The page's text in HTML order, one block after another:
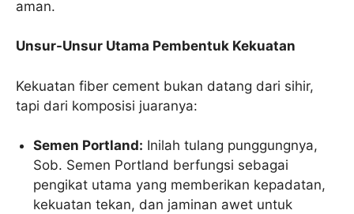
aman.
Unsur-Unsur Utama Pembentuk Kekuatan
Kekuatan fiber cement bukan datang dari sihir,
tapi dari komposisi juaranya:
Semen Portland: Inilah tulang punggungnya,
Sob. Semen Portland berfungsi sebagai
pengikat utama yang memberikan kepadatan,
kekuatan tekan, dan jaminan awet untuk